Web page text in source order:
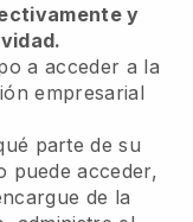
y
a acceder a la
empresarial
parte de su
puede acceder,
de la